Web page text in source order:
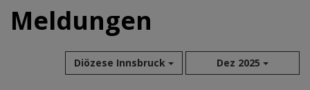
Meldungen
Diözese Innsbruck Dez 2025